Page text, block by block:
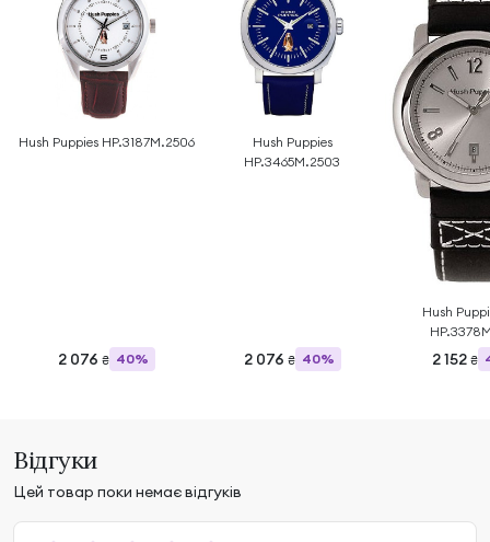
Hush Puppies HP.3187M.2506
2 076 ₴ 40%
Hush Puppies
HP.3465M.2503
2 076 ₴ 40%
Hush
2 152 ₴
Відгуки
Цей товар поки немає відгуків